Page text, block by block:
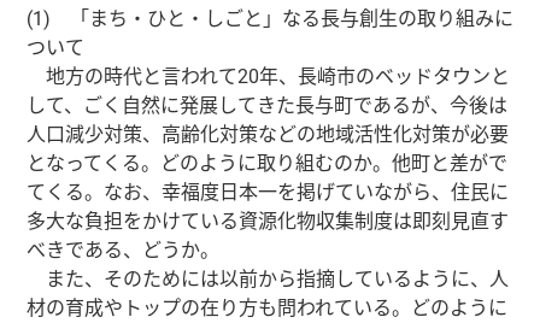
(1) 「まち・ひと・しごと」なる長与創生の取り組みに
ついて
地方の時代と言われて20年、長崎市のベッドタウンと
して、ごく自然に発展してきた長与町であるが、今後は
人口減少対策、高齢化対策などの地域活性化対策が必要
となってくる。どのように取り組むのか。他町と差がで
てくる。なお、幸福度日本一を掲げていながら、住民に
多大な負担をかけている資源化物収集制度は即刻見直す
べきである、どうか。
また、そのためには以前から指摘しているように、人
材の育成やトップの在り方も問われている。どのように